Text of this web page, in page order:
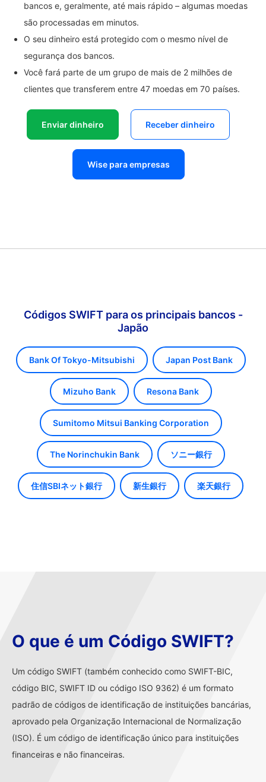
bancos e, geralmente, até mais rápido – algumas moedas
são processadas em minutos.
O seu dinheiro está protegido com o mesmo nível de
segurança dos bancos.
Você fará parte de um grupo de mais de 2 milhões de
clientes que transferem entre 47 moedas em 70 países.
Enviar dinheiro Receber dinheiro
Wise para empresas
Códigos SWIFT para os principais bancos -
Japão
Bank Of Tokyo-Mitsubishi Japan Post Bank
Mizuho Bank Resona Bank
Sumitomo Mitsui Banking Corporation
The Norinchukin Bank ソニー銀行
住信SBIネット銀行 新生銀行 楽天銀行
O que é um Código SWIFT?
Um código SWIFT (também conhecido como SWIFT-BIC,
código BIC, SWIFT ID ou código ISO 9362) é um formato
padrão de códigos de identificação de instituições bancárias,
aprovado pela Organização Internacional de Normalização
(ISO). É um código de identificação único para instituições
financeiras e não financeiras.